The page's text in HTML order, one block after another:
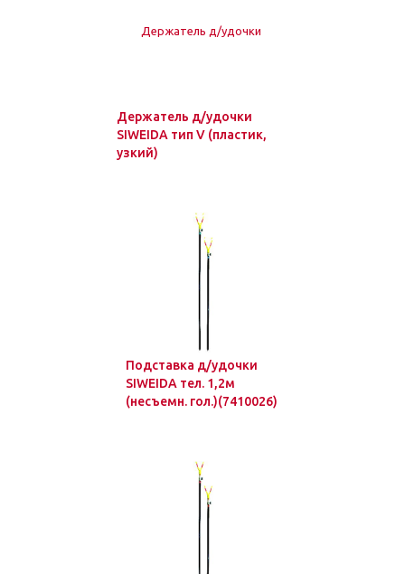
Держатель д/удочки
SIWEIDA тип V (пластик,
узкий)
Подставка д/удочки
SIWEIDA тел. 1,2м
(несъемн. гол.)(7410026)